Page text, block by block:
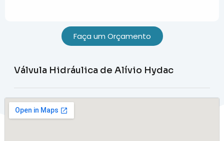
Faça um Orçamento
Válvula Hidráulica de Alívio Hydac